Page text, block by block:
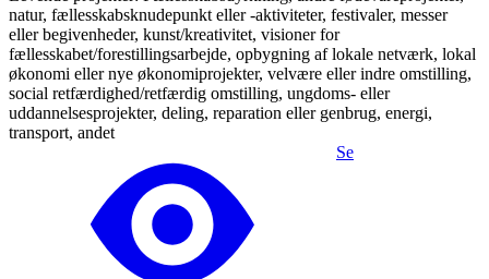
natur, fællesskabsknudepunkt eller -aktiviteter, festivaler, messer
eller begivenheder, kunst/kreativitet, visioner for
fællesskabet/forestillingsarbejde, opbygning af lokale netværk, lokal
økonomi eller nye økonomiprojekter, velvære eller indre omstilling,
social retfærdighed/retfærdig omstilling, ungdoms- eller
uddannelsesprojekter, deling, reparation eller genbrug, energi,
transport, andet
Se